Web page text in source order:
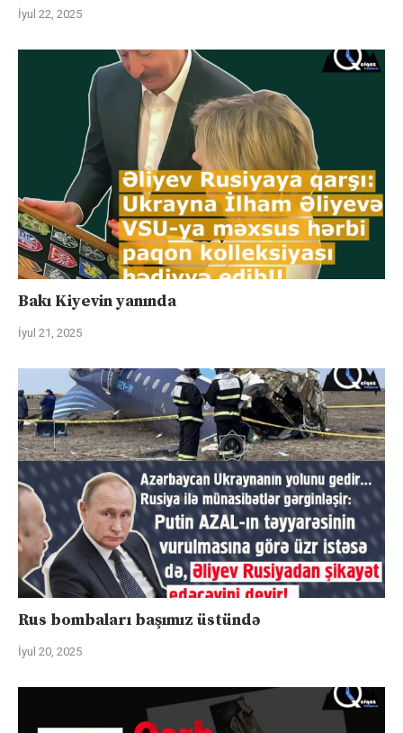
İyul 22, 2025
Bakı Kiyevin yanında
İyul 21, 2025
Rus bombaları başımız üstündə
İyul 20, 2025